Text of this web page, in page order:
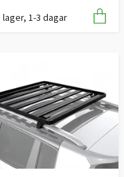
lager, 1-3 dagar